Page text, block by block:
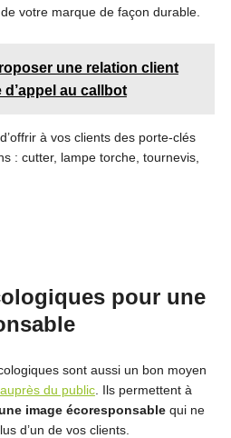
votre marque de façon durable.
une relation client
au callbot
à vos clients des porte-clés
: cutter, lampe torche, tournevis,
pour une
sont aussi un bon moyen
du public. Ils permettent à
image écoresponsablequi ne
d’un de vos clients.